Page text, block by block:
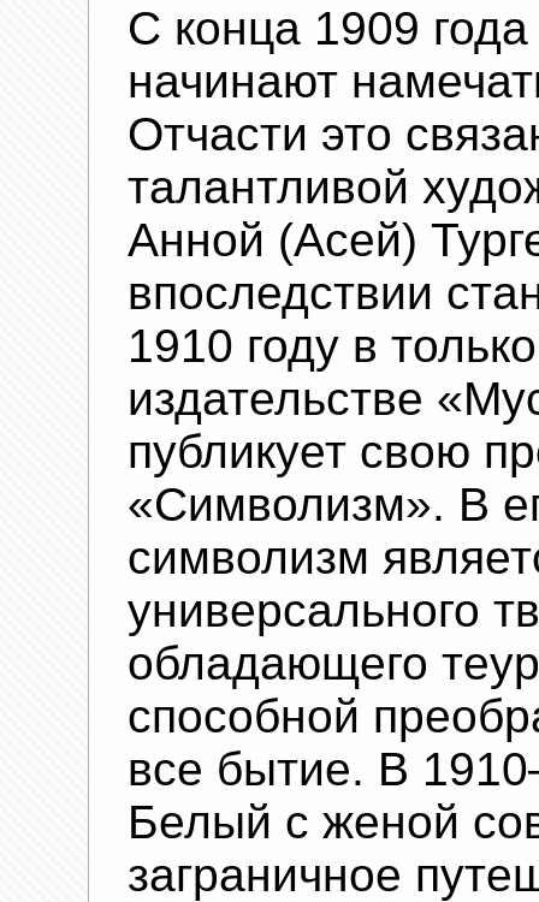
С конца 1909 года
начинают
Отчасти это
талантливой
Анной (Асей)
впоследствии
1910 году в
издательстве
публикует свою
«Символизм». В
символизм
универсального
обладающего
способной
все бытие. В
Белый с женой
заграничное